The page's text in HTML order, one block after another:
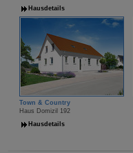
Hausdetails
Town & Country
Haus Domizil 192
Hausdetails